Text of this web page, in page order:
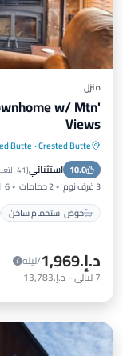
منزل
w/ Mtn
Views
Crested Butte
·
Butte
10.0 استثنائي(41 التعليقات
3 غرف نوم 2 حمامات 6 الضيوف
حوض استحمام ساخن
حوض
شرفة /
د.إ.‏1,969
/ليلة
7ليالي- د.إ.‏13,783